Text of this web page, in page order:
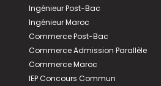
Ingénieur Post-Bac
Ingénieur Maroc
Commerce Post-Bac
Commerce Admission Parallèle
Commerce Maroc
IEP Concours Commun